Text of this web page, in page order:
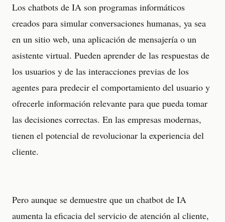
Los chatbots de IA son programas informáticos
creados para simular conversaciones humanas, ya sea
en un sitio web, una aplicación de mensajería o un
asistente virtual. Pueden aprender de las respuestas de
los usuarios y de las interacciones previas de los
agentes para predecir el comportamiento del usuario y
ofrecerle información relevante para que pueda tomar
las decisiones correctas. En las empresas modernas,
tienen el potencial de revolucionar la experiencia del
cliente.
Pero aunque se demuestre que un chatbot de IA
aumenta la eficacia del servicio de atención al cliente,